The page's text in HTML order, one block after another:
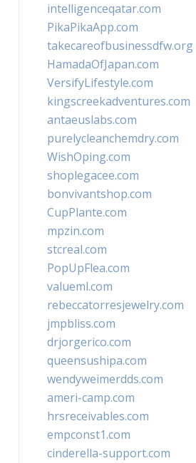
intelligenceqatar.com
PikaPikaApp.com
takecareofbusinessdfw.org
HamadaOfJapan.com
VersifyLifestyle.com
kingscreekadventures.com
antaeuslabs.com
purelycleanchemdry.com
WishOping.com
shoplegacee.com
bonvivantshop.com
CupPlante.com
mpzin.com
stcreal.com
PopUpFlea.com
valueml.com
rebeccatorresjewelry.com
jmpbliss.com
drjorgerico.com
queensushipa.com
wendyweimerdds.com
ameri-camp.com
hrsreceivables.com
empconst1.com
cinderella-support.com